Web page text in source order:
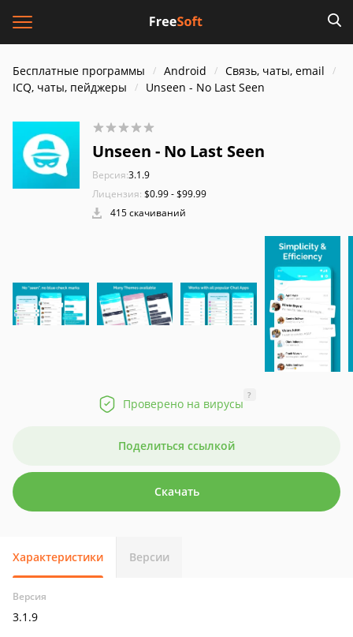
Бесплатные программы Android
Связь, чаты, email
ICQ, чаты, пейджеры
Unseen - No Last Seen
Unseen - No Last Seen
Версия:3.1.9
Лицензия: $0.99 - $99.99
415 скачиваний
Проверено на вирусы
?
Поделиться ссылкой
Скачать
Характеристики Версии
Версия
3.1.9